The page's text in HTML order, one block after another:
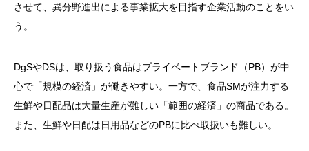
させて、異分野進出による事業拡大を目指す企業活動のことをい
う。
DgSやDSは、取り扱う食品はプライベートブランド（PB）が中
心で「規模の経済」が働きやすい。一方で、食品SMが注力する
生鮮や日配品は大量生産が難しい「範囲の経済」の商品である。
また、生鮮や日配は日用品などのPBに比べ取扱いも難しい。